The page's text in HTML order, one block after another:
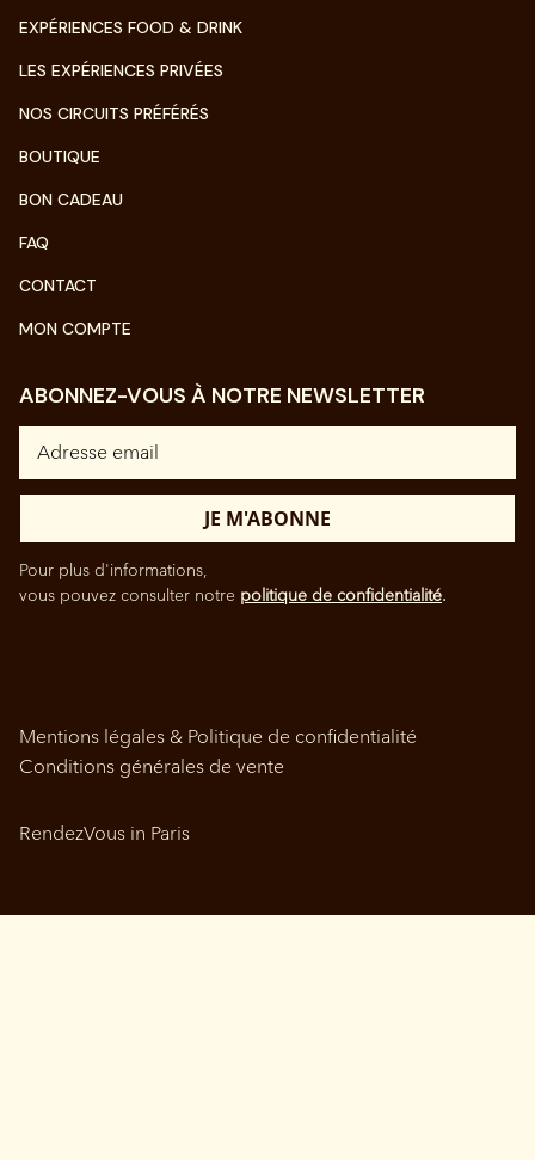
EXPÉRIENCES FOOD & DRINK
LES EXPÉRIENCES PRIVÉES
NOS CIRCUITS PRÉFÉRÉS
BOUTIQUE
BON CADEAU
FAQ
CONTACT
MON COMPTE
ABONNEZ-VOUS À NOTRE NEWSLETTER
Pour plus d'informations,
vous pouvez consulter notre politique de confidentialité.
RendezVous in Paris
Mentions légales & Politique de confidentialité
Conditions générales de vente